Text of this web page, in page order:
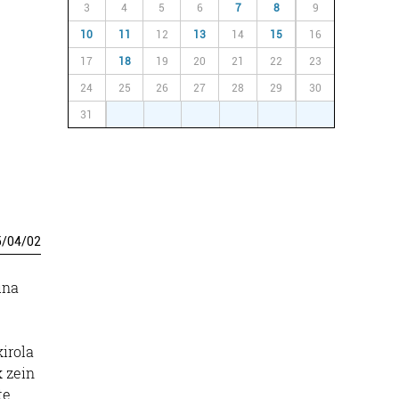
/04/02
zein
3 4 5 6 7 8 9
10 11 12 13 14 15 16
17 18 19 20 21 22 23
24 25 26 27 28 29 30
31